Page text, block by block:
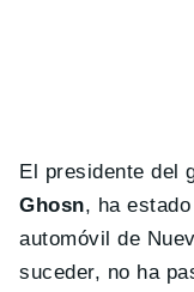
El presidente del
Ghosn, ha
automóvil de
suceder, no ha